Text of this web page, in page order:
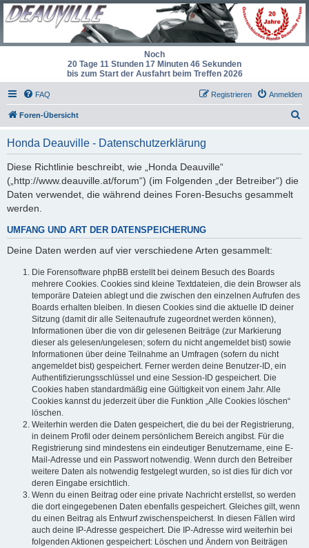
Noch
20 Tage 11 Stunden 17 Minuten 46 Sekunden
bis zum Start der Ausfahrt beim Treffen 2026
FAQ Anmelden
Registrieren
Foren-Übersicht
Honda Deauville - Datenschutzerklärung
Diese Richtlinie beschreibt, wie „Honda Deauville“
(„http://www.deauville.at/forum“) (im Folgenden „der Betreiber“) die
Daten verwendet, die während deines Foren-Besuchs gesammelt
werden.
UMFANG UND ART DER DATENSPEICHERUNG
Deine Daten werden auf vier verschiedene Arten gesammelt:
Die Forensoftware phpBB erstellt bei deinem Besuch des Boards
mehrere Cookies. Cookies sind kleine Textdateien, die dein Browser als
temporäre Dateien ablegt und die zwischen den einzelnen Aufrufen des
Boards erhalten bleiben. In diesen Cookies sind die aktuelle ID deiner
Sitzung (damit dir alle Seitenaufrufe zugeordnet werden können),
Informationen über die von dir gelesenen Beiträge (zur Markierung
dieser als gelesen/ungelesen; sofern du nicht angemeldet bist) sowie
Informationen über deine Teilnahme an Umfragen (sofern du nicht
angemeldet bist) gespeichert. Ferner werden deine Benutzer-ID, ein
Authentifizierungsschlüssel und eine Session-ID gespeichert. Die
Cookies haben standardmäßig eine Gültigkeit von einem Jahr. Alle
Cookies kannst du jederzeit über die Funktion „Alle Cookies löschen“
löschen.
Weiterhin werden die Daten gespeichert, die du bei der Registrierung,
in deinem Profil oder deinem persönlichem Bereich angibst. Für die
Registrierung sind mindestens ein eindeutiger Benutzername, eine E-
Mail-Adresse und ein Passwort notwendig. Wenn durch den Betreiber
weitere Daten als notwendig festgelegt wurden, so ist dies für dich vor
deren Eingabe ersichtlich.
Wenn du einen Beitrag oder eine private Nachricht erstellst, so werden
die dort eingegebenen Daten ebenfalls gespeichert. Gleiches gilt, wenn
du einen Beitrag als Entwurf zwischenspeicherst. In diesen Fällen wird
auch deine IP-Adresse gespeichert. Die IP-Adresse wird weiterhin bei
folgenden Aktionen gespeichert: Löschen und Ändern von Beiträgen